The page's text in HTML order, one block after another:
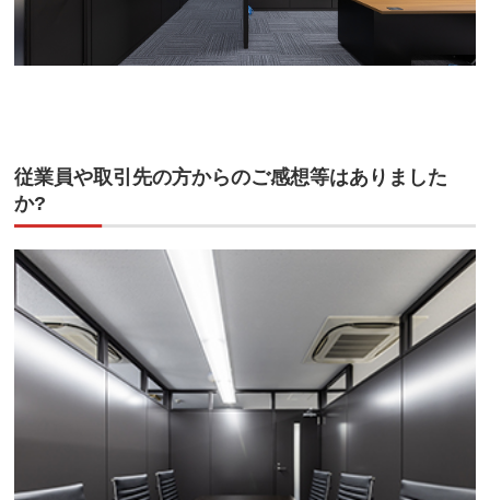
従業員や取引先の方からのご感想等はありました
か?